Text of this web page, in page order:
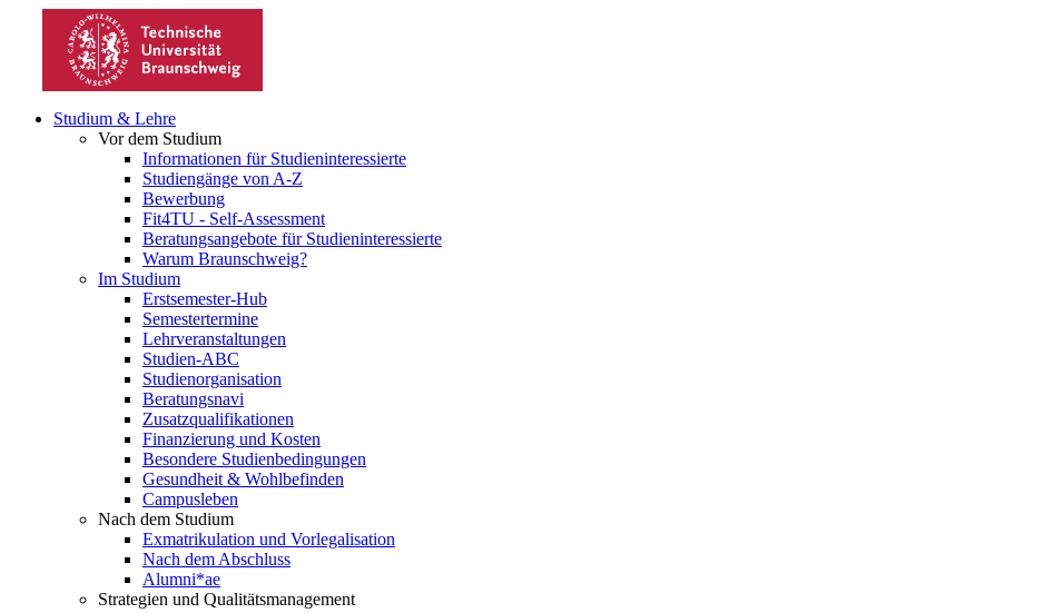
Studium & Lehre
Vor dem Studium
Informationen für Studieninteressierte
Studiengänge von A-Z
Bewerbung
Fit4TU - Self-Assessment
Beratungsangebote für Studieninteressierte
Warum Braunschweig?
Im Studium
Erstsemester-Hub
Semestertermine
Lehrveranstaltungen
Studien-ABC
Studienorganisation
Beratungsnavi
Zusatzqualifikationen
Finanzierung und Kosten
Besondere Studienbedingungen
Gesundheit & Wohlbefinden
Campusleben
Nach dem Studium
Exmatrikulation und Vorlegalisation
Nach dem Abschluss
Alumni*ae
Strategien und Qualitätsmanagement